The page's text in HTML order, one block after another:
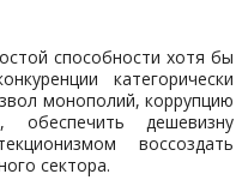
способности хотя бы
категорически
монополий, коррупцию
обеспечить дешевизну
воссоздать
сектора.